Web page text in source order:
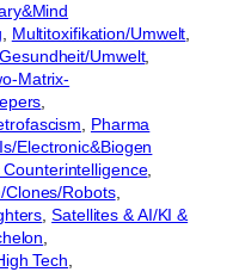
Multitoxifikation/Umwelt
Umwelt
Matrix-
Pharma
Electronic&Biogen
Counterintelligence
Clones/Robots
, Satellites & AI/KI &
Tech